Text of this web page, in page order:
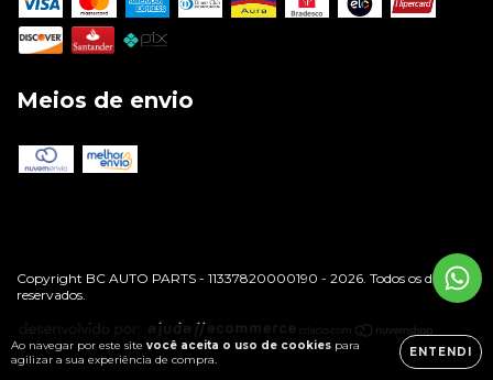
Ao navegar por este site você aceita o uso de cookies para
agilizar a sua experiência de compra.
ENTENDI
Meios de envio
Copyright BC AUTO PARTS - 11337820000190 - 2026. Todos os direitos
reservados.